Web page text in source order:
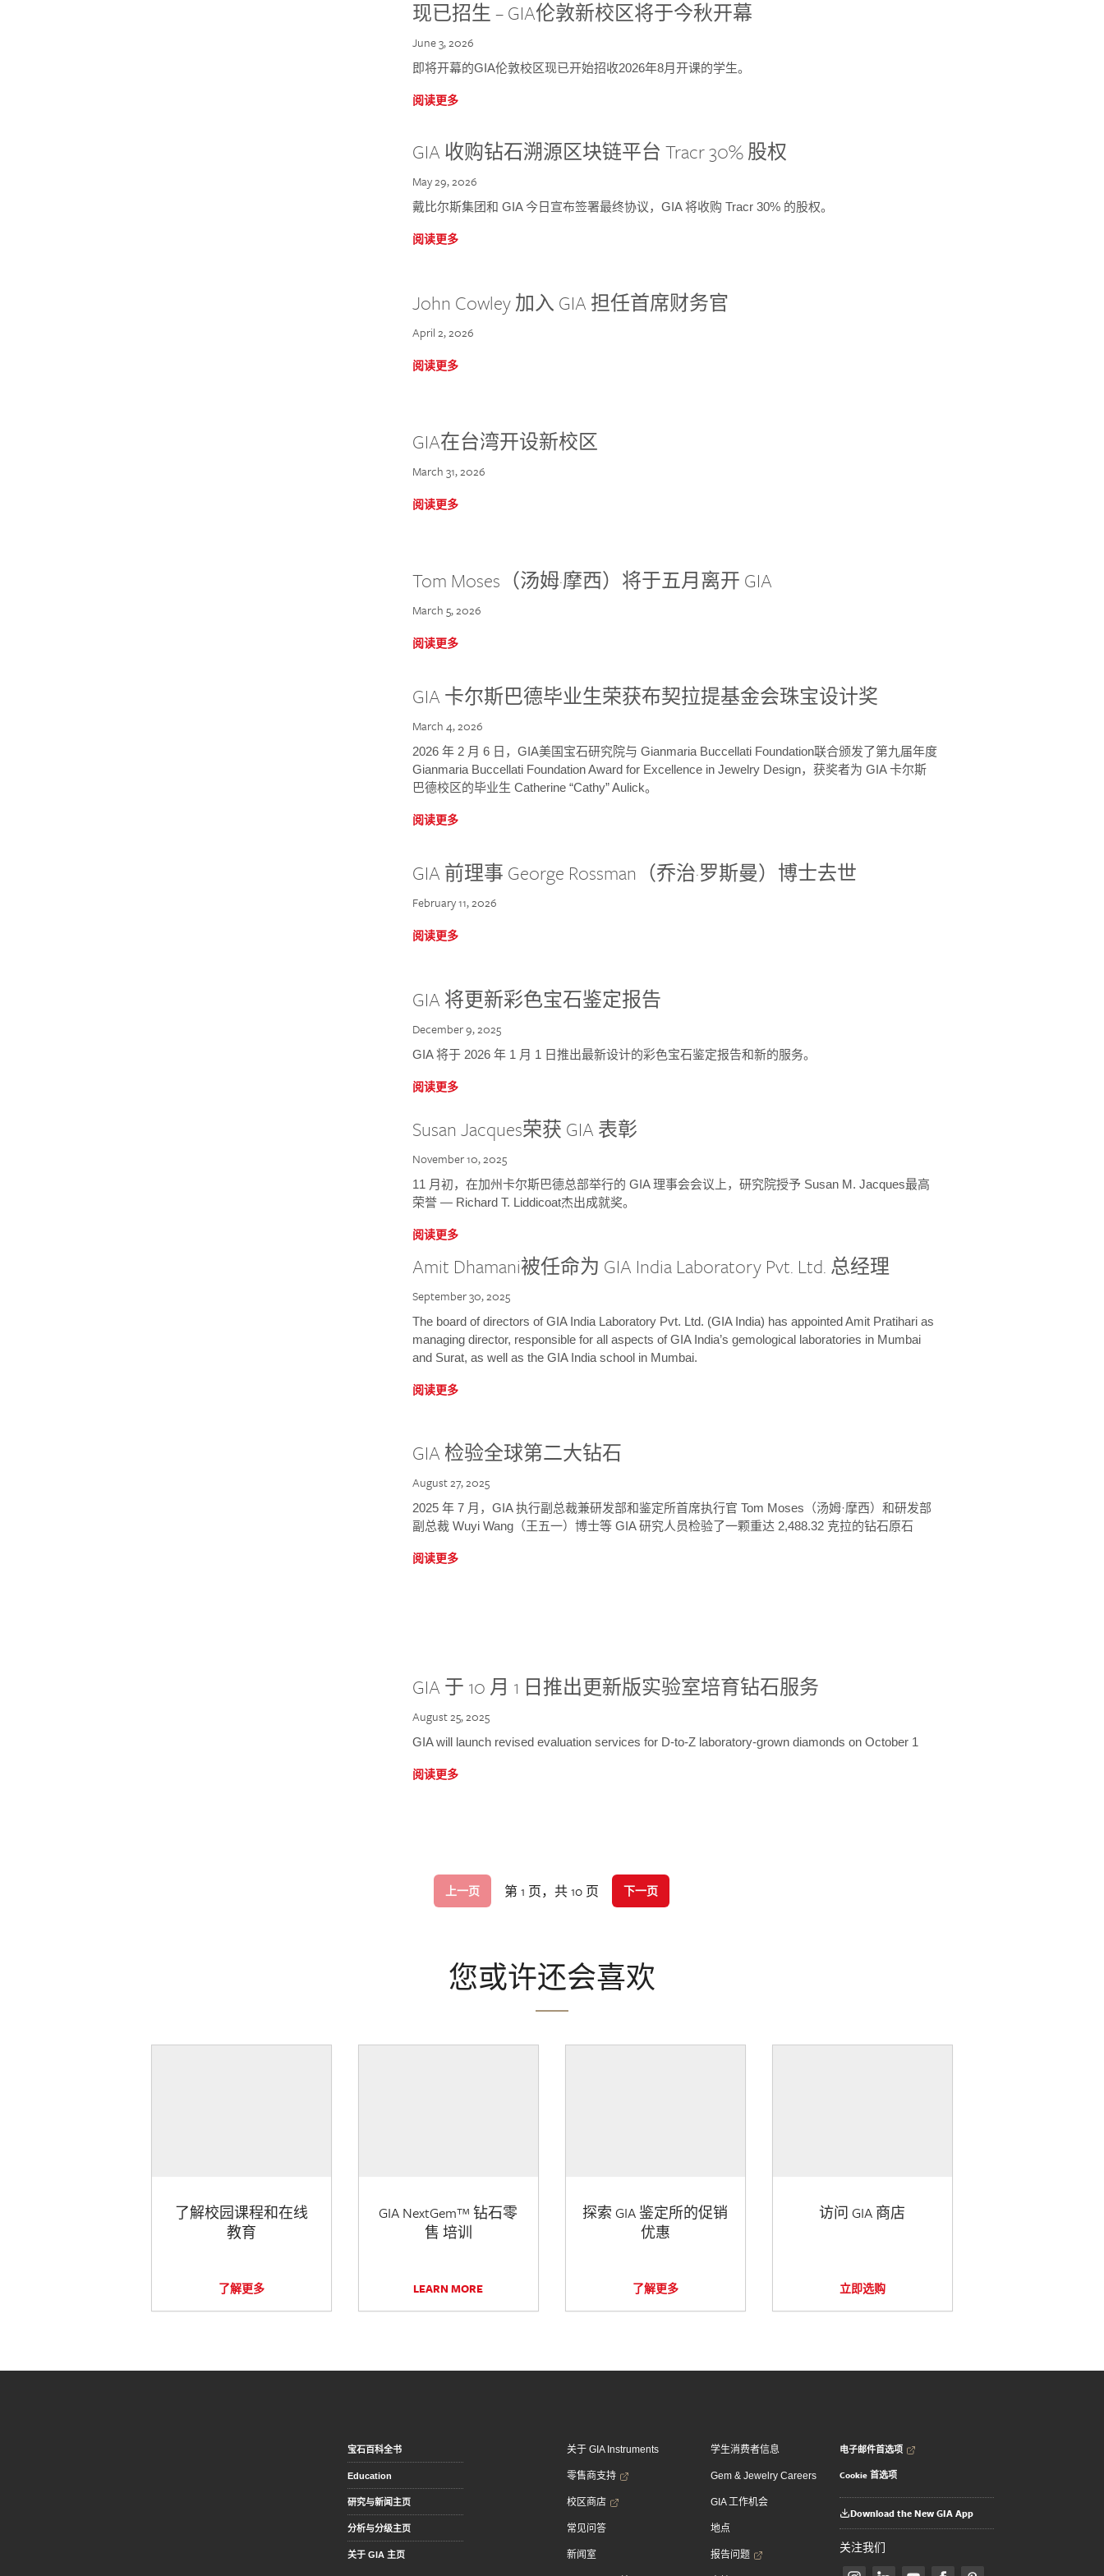
现已招生 – GIA伦敦新校区将于今秋开幕
June 3, 2026
即将开幕的GIA伦敦校区现已开始招收2026年8月开课的学生。
阅读更多
GIA 收购钻石溯源区块链平台 Tracr 30% 股权
May 29, 2026
戴比尔斯集团和 GIA 今日宣布签署最终协议，GIA 将收购 Tracr 30% 的股权。
阅读更多
John Cowley 加入 GIA 担任首席财务官
April 2, 2026
阅读更多
GIA在台湾开设新校区
March 31, 2026
阅读更多
Tom Moses（汤姆·摩西）将于五月离开 GIA
March 5, 2026
阅读更多
GIA 卡尔斯巴德毕业生荣获布契拉提基金会珠宝设计奖
March 4, 2026
2026 年 2 月 6 日，GIA美国宝石研究院与 Gianmaria Buccellati Foundation联合颁发了第九届年度
Gianmaria Buccellati Foundation Award for Excellence in Jewelry Design，获奖者为 GIA 卡尔斯
巴德校区的毕业生 Catherine “Cathy” Aulick。
阅读更多
GIA 前理事 George Rossman（乔治·罗斯曼）博士去世
February 11, 2026
阅读更多
GIA 将更新彩色宝石鉴定报告
December 9, 2025
GIA 将于 2026 年 1 月 1 日推出最新设计的彩色宝石鉴定报告和新的服务。
阅读更多
Susan Jacques荣获 GIA 表彰
November 10, 2025
11 月初，在加州卡尔斯巴德总部举行的 GIA 理事会会议上，研究院授予 Susan M. Jacques最高
荣誉 — Richard T. Liddicoat杰出成就奖。
阅读更多
Amit Dhamani被任命为 GIA India Laboratory Pvt. Ltd. 总经理
September 30, 2025
The board of directors of GIA India Laboratory Pvt. Ltd. (GIA India) has appointed Amit Pratihari as
managing director, responsible for all aspects of GIA India’s gemological laboratories in Mumbai
and Surat, as well as the GIA India school in Mumbai.
阅读更多
GIA 检验全球第二大钻石
August 27, 2025
2025 年 7 月，GIA 执行副总裁兼研发部和鉴定所首席执行官 Tom Moses（汤姆·摩西）和研发部
副总裁 Wuyi Wang（王五一）博士等 GIA 研究人员检验了一颗重达 2,488.32 克拉的钻石原石
阅读更多
GIA 于 10 月 1 日推出更新版实验室培育钻石服务
August 25, 2025
GIA will launch revised evaluation services for D-to-Z laboratory-grown diamonds on October 1
阅读更多
上一页 第 1 页，共 10 页 下一页
您或许还会喜欢
了解校园课程和在线
教育
了解更多
GIA NextGem™ 钻石零
售 培训
LEARN MORE
探索 GIA 鉴定所的促销
优惠
了解更多
访问 GIA 商店
立即选购
宝石百科全书
Education
研究与新闻主页
分析与分级主页
关于 GIA 主页
关于 GIA Instruments
零售商支持
校区商店
常见问答
新闻室
学生消费者信息
Gem & Jewelry Careers
GIA 工作机会
地点
报告问题
电子邮件首选项
Cookie 首选项
Download the New GIA App
关注我们